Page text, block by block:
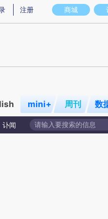
意图存在偏差。不代表财新观点和立
商城
注册
mini+ 周刊 数
讣闻